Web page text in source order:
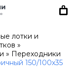
лотки и
»
» Переходники
150/100х35